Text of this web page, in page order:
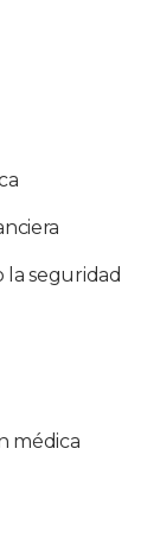
la seguridad
médica